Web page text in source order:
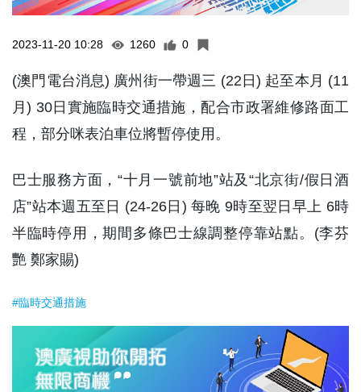
2023-11-20 10:28 1260 0
(澳門電台消息) 廣州街一帶週三 (22日) 起至本月 (11
月) 30日實施臨時交通措施，配合市政署維修路面工
程，部分咪表泊車位將暫停使用。
巴士服務方面，“十月一號前地”站及“北京街/假日酒
店”站本週五至日 (24-26日) 每晚 9時至翌日早上 6時
半臨時停用，期間多條巴士線調整停靠站點。(李芬
艷 鄭家賜)
#臨時交通措施